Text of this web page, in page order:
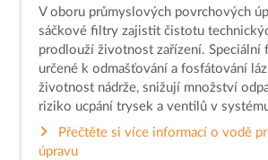
V oboru průmyslových povrchových
sáčkové filtry zajistit čistotu
prodlouží životnost zařízení. Speciální
určené k odmašťování a fosfátování
životnost nádrže, snižují množství
riziko ucpání trysek a ventilů v
Přečtěte si více informací o vodě
úpravu